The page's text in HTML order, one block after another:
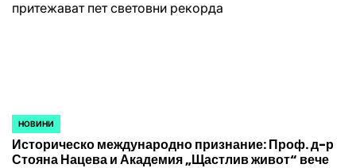
POSTED
IN
НОВИНИ
Историческо международно признание: Проф. д-р
Стояна Нацева и Академия „Щастлив живот“ вече